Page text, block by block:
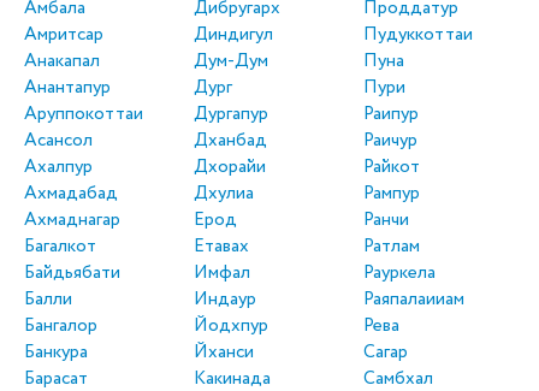
Амбала
Амритсар
Анакапал
Анантапур
Аруппокоттаи
Асансол
Ахалпур
Ахмадабад
Ахмаднагар
Багалкот
Байдьябати
Балли
Бангалор
Банкура
Барасат
Дибругарх
Диндигул
Дум-Дум
Дург
Дургапур
Дханбад
Дхорайи
Дхулиа
Ерод
Етавах
Имфал
Индаур
Йодхпур
Йханси
Какинада
Проддатур
Пудуккоттаи
Пуна
Пури
Раипур
Раичур
Райкот
Рампур
Ранчи
Ратлам
Рауркела
Раяпалаииам
Рева
Сагар
Самбхал